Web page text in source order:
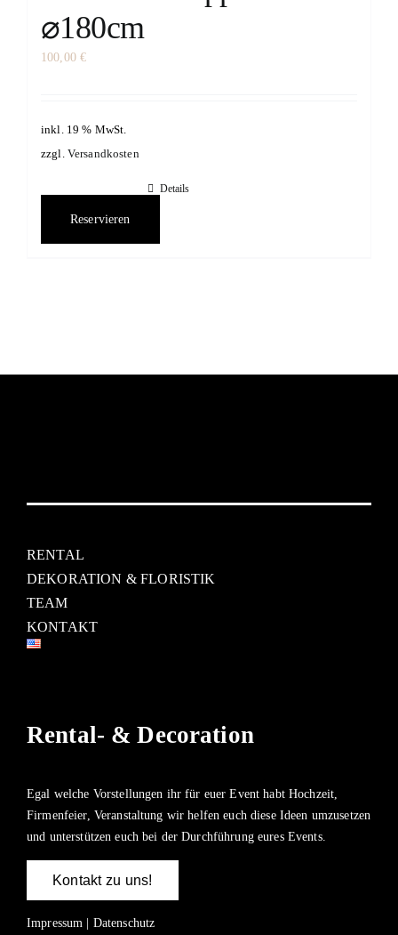
⌀180cm
100,00 €
inkl. 19 % MwSt.
zzgl. Versandkosten
Reservieren
Details
RENTAL
DEKORATION & FLORISTIK
TEAM
KONTAKT
Rental- & Decoration
Egal welche Vorstellungen ihr für euer Event habt Hochzeit,
Firmenfeier, Veranstaltung wir helfen euch diese Ideen umzusetzen
und unterstützen euch bei der Durchführung eures Events.
Kontakt zu uns!
Impressum | Datenschutz